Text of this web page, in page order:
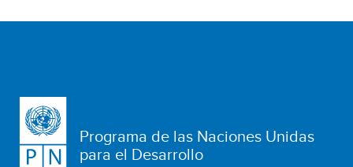
Programa de las Naciones Unidas
para el Desarrollo